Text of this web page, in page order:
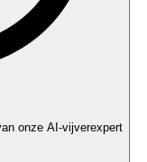
onze AI-vijverexpert